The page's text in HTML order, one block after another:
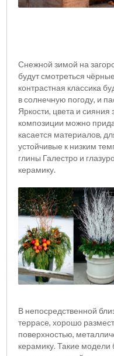
Снежной зимой на
будут смотреться
контрастная классика
в солнечную погоду, и
Яркости, цвета и сияния
композиции можно
касается материалов,
устойчивые к низким
глины Галестро и
керамику.
В непосредственной
террасе, хорошо
поверхностью,
керамику. Такие модели